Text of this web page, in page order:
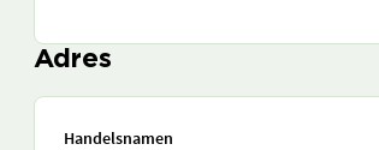
Adres
Handelsnamen